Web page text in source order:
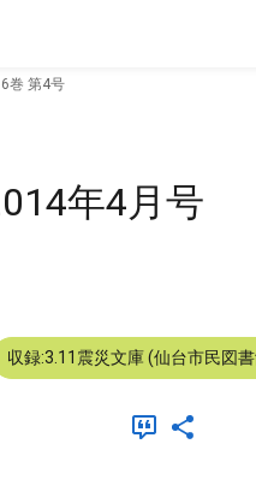
第4号
4月号
収録:3.11震災文庫 (仙台市民図